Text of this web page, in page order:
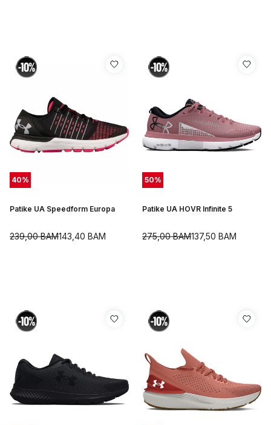
40%
Patike UA Speedform Europa
143,40 BAM
239,00BAM
50%
Patike UA HOVR Infinite 5
137,50 BAM
275,00BAM